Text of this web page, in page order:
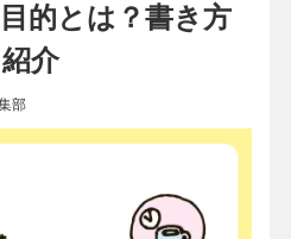
的とは？書き方
介
部